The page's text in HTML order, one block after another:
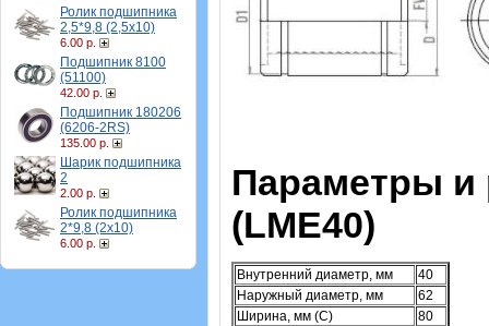
Ролик подшипника
2,5*9,8 (2,5х10)
6.00 р.
Подшипник 8100
(51100)
42.00 р.
Подшипник 180206
(6206-2RS)
135.00 р.
Шарик подшипника
2
2.00 р.
Ролик подшипника
2*9,8 (2х10)
6.00 р.
Параметры и
(LME40)
Внутренний диаметр, мм
40
Наружный диаметр, мм
62
Ширина, мм (C)
80